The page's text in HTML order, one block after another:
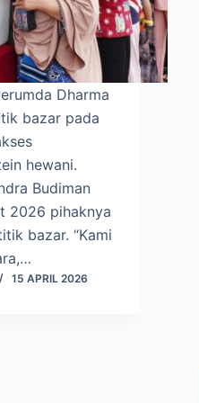
Dharma
bazar pada
hewani.
Budiman
2026 pihaknya
bazar. “Kami
15 APRIL 2026